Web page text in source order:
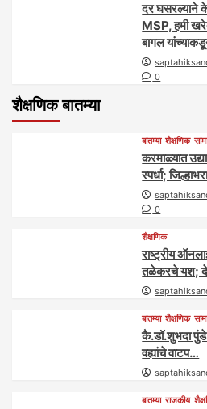
दर घसरल्याने
MSP, हमी
बागल
0
शैक्षणिक बातम्या
बातम्या शैक्षणिक
करमाळ्यात
स्पर्धा;
0
शैक्षणिक
राष्ट्रीय
तळेकरचे यश;
बातम्या शैक्षणिक
कै.डॉ.शुभदा पुंडे
वह्यांचे वाटप…
बातम्या राजकीय